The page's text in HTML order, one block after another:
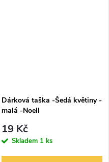
Dárková taška -Šedá květiny -
malá -Noell
19 Kč
Skladem 1 ks